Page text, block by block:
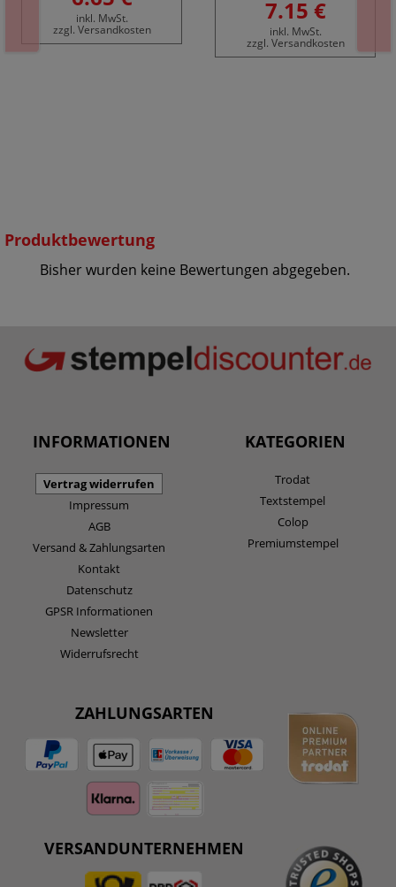
inkl. MwSt.
zzgl. Versandkosten
7.15 €
inkl. MwSt.
zzgl. Versandkosten
Produktbewertung
Bisher wurden keine Bewertungen abgegeben.
INFORMATIONEN
Vertrag widerrufen
Impressum
AGB
Versand & Zahlungsarten
Kontakt
Datenschutz
GPSR Informationen
Newsletter
Widerrufsrecht
KATEGORIEN
Trodat
Textstempel
Colop
Premiumstempel
ZAHLUNGSARTEN
VERSANDUNTERNEHMEN